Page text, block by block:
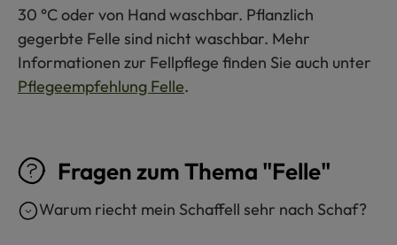
30 °C oder von Hand waschbar. Pflanzlich
gegerbte Felle sind nicht waschbar. Mehr
Informationen zur Fellpflege finden Sie auch unter
Pflegeempfehlung Felle.
Fragen zum Thema "Felle"
Warum riecht mein Schaffell sehr nach Schaf?